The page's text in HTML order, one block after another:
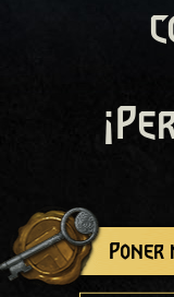
Poner